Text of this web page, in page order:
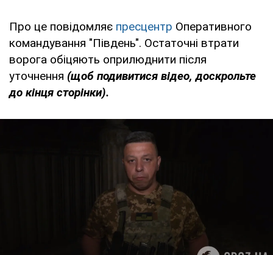
Про це повідомляє пресцентр Оперативного
командування "Південь". Остаточні втрати
ворога обіцяють оприлюднити після
уточнення (щоб подивитися відео, доскрольте
до кінця сторінки).